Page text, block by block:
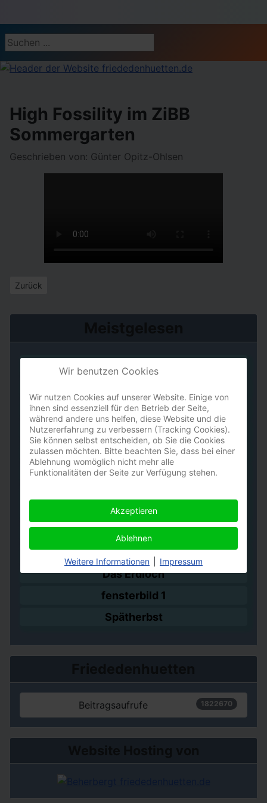
Suchen ...
High Fossility im ZiBB
Sommergarten
Geschrieben von: Günter Opitz-Ohlsen
Vorheriger Beitrag: Kuhle Musik und sonst noch Kuhles
Zurück
Der Wartekünstler
Grau in meinem Kopf
ruf doch mal an!
Worpswede
Bildbeschreibung nach Joan Miró
der ästhet I
Prüfung
Das Erdloch
fensterbild 1
Spätherbst
Beitragsaufrufe 1822670
Wir benutzen Cookies
Wir nutzen Cookies auf unserer Website. Einige von
ihnen sind essenziell für den Betrieb der Seite,
während andere uns helfen, diese Website und die
Nutzererfahrung zu verbessern (Tracking Cookies).
Sie können selbst entscheiden, ob Sie die Cookies
zulassen möchten. Bitte beachten Sie, dass bei einer
Ablehnung womöglich nicht mehr alle
Funktionalitäten der Seite zur Verfügung stehen.
Akzeptieren
Ablehnen
Weitere Informationen Impressum